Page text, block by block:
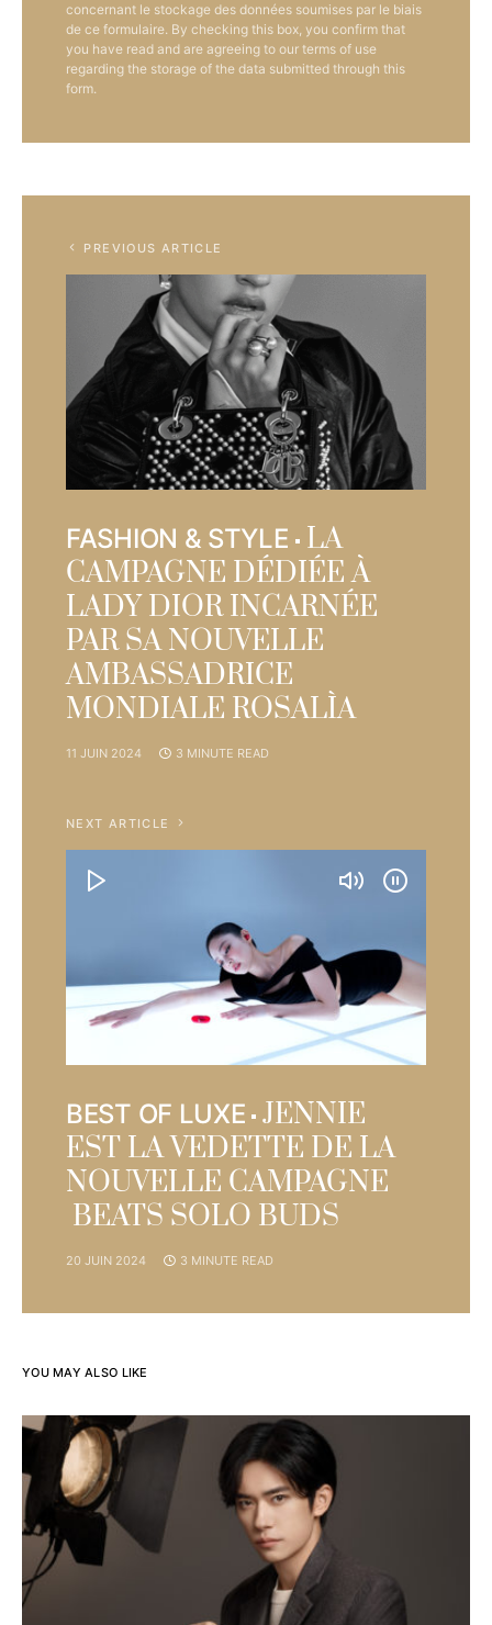
concernant le stockage des données soumises par le biais
de ce formulaire. By checking this box, you confirm that
you have read and are agreeing to our terms of use
regarding the storage of the data submitted through this
form.
PREVIOUS ARTICLE
FASHION & STYLE
LA
CAMPAGNE DÉDIÉE À
LADY DIOR INCARNÉE
PAR SA NOUVELLE
AMBASSADRICE
MONDIALE ROSALÌA
11 JUIN 2024 3 MINUTE READ
NEXT ARTICLE
BEST OF LUXE JENNIE
EST LA VEDETTE DE LA
NOUVELLE CAMPAGNE
BEATS SOLO BUDS
20 JUIN 2024 3 MINUTE READ
YOU MAY ALSO LIKE